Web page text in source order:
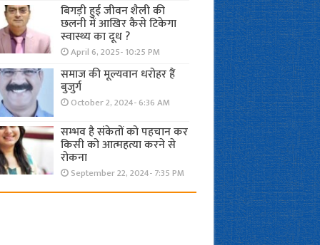
बिगड़ी हुई जीवन शैली की
छलनी में आखिर कैसे टिकेगा
स्वास्थ्य का दूध ?
April 6, 2025- 10:25 PM
समाज की मूल्यवान धरोहर हैं
बुजुर्ग
October 2, 2024- 6:36 AM
सम्भव है संकेतों को पहचान कर
किसी को आत्महत्या करने से
रोकना
September 22, 2024- 7:35 PM